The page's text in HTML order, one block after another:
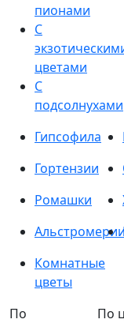
пионами
С
цветами
С
подсолнухами
Гипсофила
Гортензии
Ромашки
Комнатные
цветы
По
По